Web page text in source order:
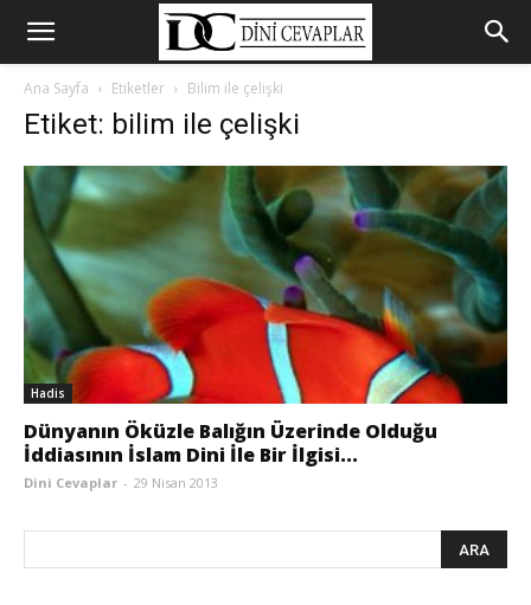
Ana Sayfa Etiketler Bilim ile çelişki
Etiket: bilim ile çelişki
Hadis
Dünyanın Öküzle Balığın Üzerinde Olduğu
İddiasının İslam Dini İle Bir İlgisi...
Dini Cevaplar - 29 Nisan 2013